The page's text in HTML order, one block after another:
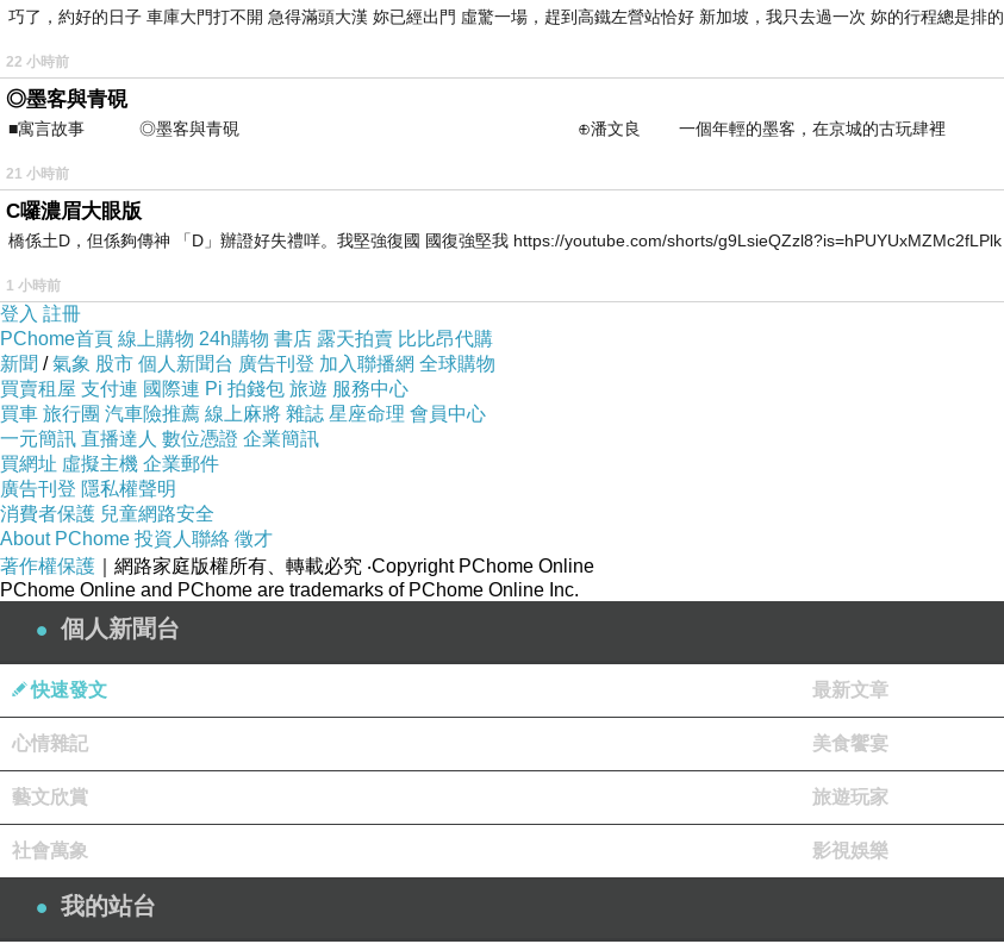
巧了，約好的日子 車庫大門打不開 急得滿頭大漢 妳已經出門 虛驚一場，趕到高鐵左營站恰好 新加坡，我只去過一次 妳的行程總是排的
22 小時前
◎墨客與青硯
■寓言故事 ◎墨客與青硯 ⊕潘文良 一個年輕的墨客，在京城的古玩肆裡
21 小時前
C囉濃眉大眼版
橋係土D，但係夠傳神 「D」辦證好失禮咩。我堅強復國 國復強堅我 https://youtube.com/shorts/g9LsieQZzl8?is=hPUYUxMZMc2fLPlk
1 小時前
登入 註冊
PChome首頁 線上購物 24h購物 書店 露天拍賣 比比昂代購
新聞 /氣象 股市 個人新聞台 廣告刊登 加入聯播網 全球購物
買賣租屋 支付連 國際連 Pi 拍錢包 旅遊 服務中心
買車 旅行團 汽車險推薦 線上麻將 雜誌 星座命理 會員中心
一元簡訊 直播達人 數位憑證 企業簡訊
買網址 虛擬主機 企業郵件
廣告刊登 隱私權聲明
消費者保護 兒童網路安全
About PChome 投資人聯絡 徵才
著作權保護 ｜網路家庭版權所有、轉載必究 ‧Copyright PChome Online
PChome Online and PChome are trademarks of PChome Online Inc.
個人新聞台
快速發文 最新文章
心情雜記 美食饗宴
藝文欣賞 旅遊玩家
社會萬象 影視娛樂
我的站台